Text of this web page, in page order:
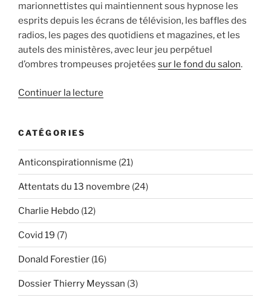
marionnettistes qui maintiennent sous hypnose les
esprits depuis les écrans de télévision, les baffles des
radios, les pages des quotidiens et magazines, et les
autels des ministères, avec leur jeu perpétuel
d’ombres trompeuses projetées sur le fond du salon.
Continuer la lecture
au
prisme
Molière
CATÉGORIES
Anticonspirationnisme (21)
Attentats du 13 novembre (24)
Charlie Hebdo (12)
Covid 19 (7)
Donald Forestier (16)
Dossier Thierry Meyssan (3)